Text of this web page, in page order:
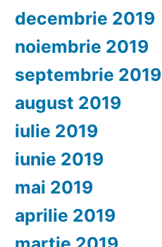
decembrie 2019
noiembrie 2019
septembrie 2019
august 2019
iulie 2019
iunie 2019
mai 2019
aprilie 2019